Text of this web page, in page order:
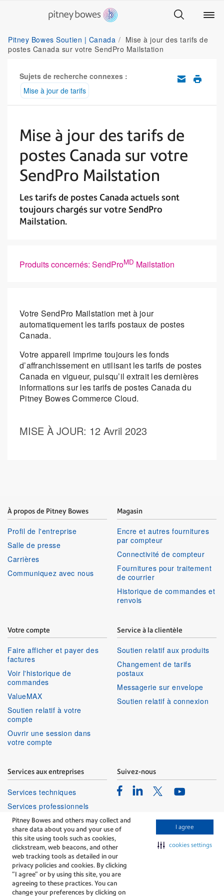
Pitney Bowes and others may collect and
share data about you and your use of
this site using tools such as cookies,
clickstream, web beacons, and other
web tracking tools as detailed in our
privacy policies and cookies. By clicking
“I agree” or by using this site, you are
agreeing to these practices. You can
change your preferences by clicking on
I agree
cookies settings
Pitney Bowes Soutien | Canada
Mise à jour des tarifs de
postes Canada sur votre SendPro Mailstation
Sujets de recherche connexes :
Mise à jour de tarifs
Mise à jour des tarifs de
postes Canada sur votre
SendPro Mailstation
Les tarifs de postes Canada actuels sont
toujours chargés sur votre SendPro
Mailstation.
Produits concernés: SendProMD Mailstation
Votre SendPro Mailstation met à jour
automatiquement les tarifs postaux de postes
Canada.
Votre appareil imprime toujours les fonds
d’affranchissement en utilisant les tarifs de postes
Canada en vigueur, puisqu’il extrait les dernières
informations sur les tarifs de postes Canada du
Pitney Bowes Commerce Cloud.
MISE À JOUR: 12 Avril 2023
À propos de Pitney Bowes
Profil de l'entreprise
Salle de presse
Carrières
Communiquez avec nous
Magasin
Encre et autres fournitures
par compteur
Connectivité de compteur
Fournitures pour traitement
de courrier
Historique de commandes et
renvois
Votre compte
Faire afficher et payer des
factures
Voir l'historique de
commandes
ValueMAX
Soutien relatif à votre
compte
Ouvrir une session dans
votre compte
Service à la clientèle
Soutien relatif aux produits
Changement de tarifs
postaux
Messagerie sur envelope
Soutien relatif à connexion
Services aux entreprises
Services techniques
Services professionnels
Suivez-nous
FacebookLinkedinTwitterYoutube
The technology behind
every important delivery.
Modalités Confidentialité